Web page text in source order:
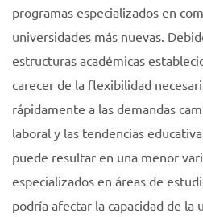
programas especializados en
universidades más nuevas.
estructuras académicas
carecer de la flexibilidad
rápidamente a las demandas
laboral y las tendencias
puede resultar en una menor
especializados en áreas de
podría afectar la capacidad de la